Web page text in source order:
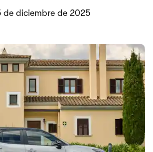
de diciembre de 2025